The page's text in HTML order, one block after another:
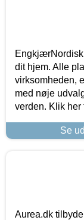
dit hjem. Alle
virksomheden,
med nøje
verden. Klik her
Se
Aurea.dk